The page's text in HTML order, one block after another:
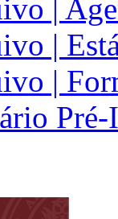
|
|
|
Pré-